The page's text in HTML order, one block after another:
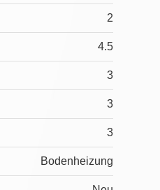
2
4.5
3
3
3
Bodenheizung